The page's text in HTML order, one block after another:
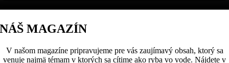
NÁŠ MAGAZÍN
V našom magazíne pripravujeme pre vás zaujímavý obsah, ktorý sa
venuje najmä témam v ktorých sa cítime ako ryba vo vode. Nájdete v